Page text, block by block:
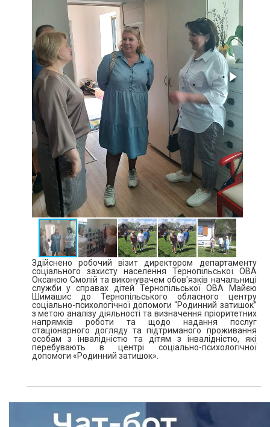
Здійснено робочий візит директором департаменту
соціального захисту населення Тернопільської ОВА
Оксаною Смолій та виконувачем обов'язків начальниці
служби у справах дітей Тернопільської ОВА Майєю
Шимашис до Тернопільського обласного центру
соціально-психологічної допомоги “Родинний затишок”
з метою аналізу діяльності та визначення пріоритетних
напрямків роботи та щодо надання послуг
стаціонарного догляду та підтриманого проживання
особам з інвалідністю та дітям з інвалідністю, які
перебувають в центрі соціально-психологічної
допомоги «Родинний затишок».